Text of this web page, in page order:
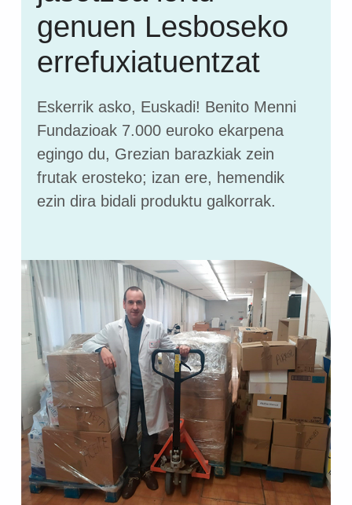
genuen Lesboseko
errefuxiatuentzat
Eskerrik asko, Euskadi! Benito Menni
Fundazioak 7.000 euroko ekarpena
egingo du, Grezian barazkiak zein
frutak erosteko; izan ere, hemendik
ezin dira bidali produktu galkorrak.